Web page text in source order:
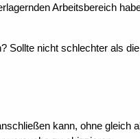
Arbeitsbereich
Sollte nicht schlechter als
kann, ohne gleich